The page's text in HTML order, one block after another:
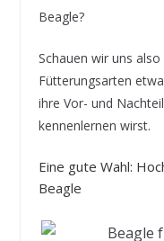
Beagle?
Schauen wir uns
Fütterungsarten
ihre Vor- und
kennenlernen wirst.
Eine gute Wahl:
Beagle